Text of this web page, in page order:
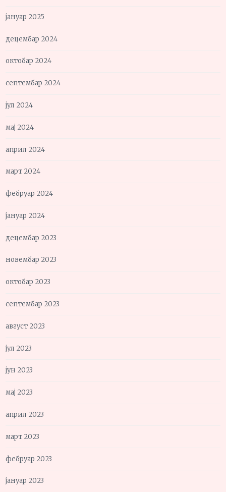
јануар 2025
децембар 2024
октобар 2024
септембар 2024
јул 2024
мај 2024
април 2024
март 2024
фебруар 2024
јануар 2024
децембар 2023
новембар 2023
октобар 2023
септембар 2023
август 2023
јул 2023
јун 2023
мај 2023
април 2023
март 2023
фебруар 2023
јануар 2023